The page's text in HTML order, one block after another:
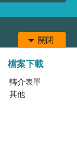
關閉
檔案下載
轉介表單
其他